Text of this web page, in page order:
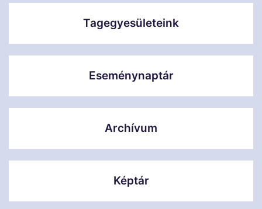
Tagegyesületeink
Eseménynaptár
Archívum
Képtár